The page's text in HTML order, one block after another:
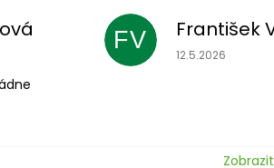
je 5 z 5 hvězdiček.FV František
Hodnocení
12.5.2026